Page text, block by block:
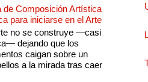
de Composición Artística
para iniciarse en el Arte
no se construye —casi
dejando que los
caigan sobre un
a la mirada tras caer